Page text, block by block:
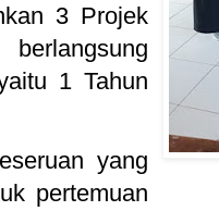
3 Projek
1 Tahun
yang
pertemuan